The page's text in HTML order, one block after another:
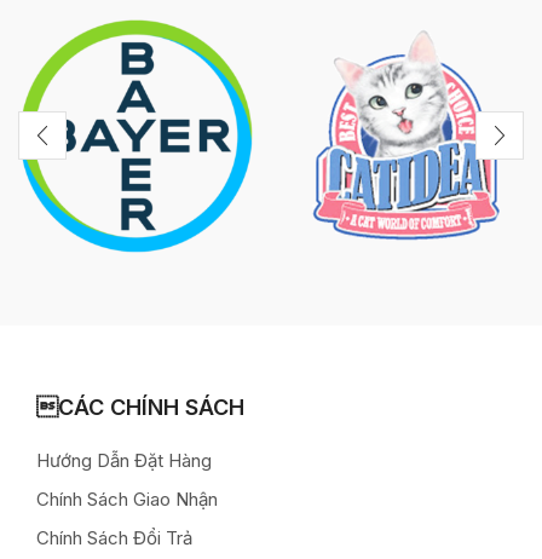
CÁC CHÍNH SÁCH
Hướng Dẫn Đặt Hàng
Chính Sách Giao Nhận
Chính Sách Đổi Trả